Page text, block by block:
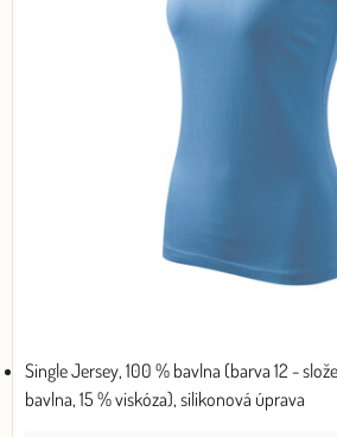
Single Jersey, 100 % bavlna (barva 12 -
bavlna, 15 % viskóza), silikonová úprava